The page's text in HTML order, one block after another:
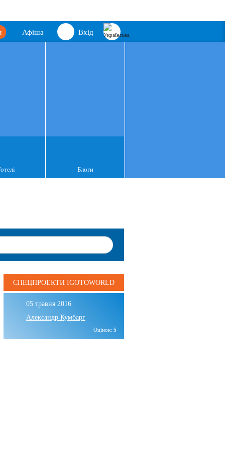
Вхід
Афіша
Блоги
СПЕЦПРОЕКТИ IGOTOWORLD
05 травня 2016
Александр Кумбарг
Оцінок: 5